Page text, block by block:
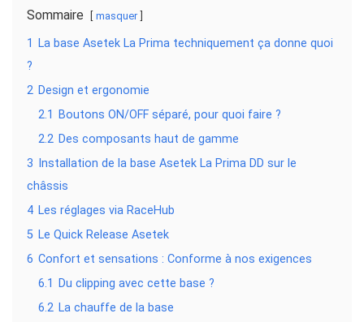
Sommaire masquer
1
La base Asetek La Prima techniquement ça donne quoi
?
2 Design et ergonomie
2.1
Boutons ON/OFF séparé, pour quoi faire ?
2.2 Des composants haut de gamme
3
Installation de la base Asetek La Prima DD sur le
châssis
4 Les réglages via RaceHub
5 Le Quick Release Asetek
6 Confort et sensations : Conforme à nos exigences
6.1
Du clipping avec cette base ?
6.2 La chauffe de la base